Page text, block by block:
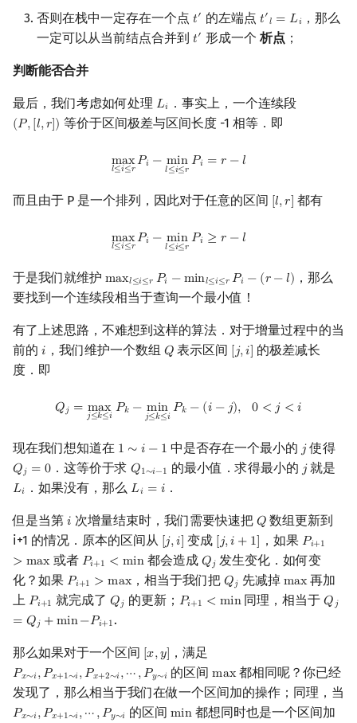
否则在栈中一定存在一个点 𝑡′
t′ 的左端点 𝑡′
𝑙 = 𝐿𝑖
t′l=Li
，那么
一定可以从当前结点合并到 𝑡′
t′ 形成一个 析点 ；
判断能否合并
最后，我们考虑如何处理 𝐿𝑖
Li ．事实上，一个连续段
(𝑃,[𝑙,𝑟])
(P,[l r]) 等价于区间极差与区间长度 -1 相等．即
max
𝑙≤𝑖≤𝑟𝑃𝑖 − min
𝑙≤𝑖≤𝑟𝑃𝑖 = 𝑟 −𝑙
maxl≤i≤ −minl≤ i≤r P −
而且由于 P 是一个排列，因此对于任意的区间 [𝑙,𝑟]
[l,r] 都有
max
𝑙≤𝑖≤𝑟𝑃𝑖 − min
𝑙≤𝑖≤𝑟𝑃𝑖 ≥ 𝑟 −𝑙
maxl≤i≤ rP −minl≤ i≤r P i≥r −
于是我们就维护 max𝑙≤𝑖≤𝑟 𝑃𝑖 −min𝑙≤𝑖≤𝑟 𝑃𝑖 − (𝑟−𝑙)
maxl≤i≤r Pi−minl≤i≤rPi−(r −l
，那么
要找到一个连续段相当于查询一个最小值！
有了上述思路，不难想到这样的算法．对于增量过程中的当
前的 𝑖
i ，我们维护一个数组 𝑄
Q 表示区间 [𝑗,𝑖]
[j,i] 的极差减长
度．即
𝑄𝑗 = max
𝑗≤𝑘≤𝑖 𝑃𝑘 − min
𝑗≤𝑘≤𝑖 𝑃𝑘 − (𝑖 −𝑗), 0 < 𝑗 < 𝑖
Qj =max ≤k ≤iPk−minj ≤k≤iP k− (i− , 0< < i
现在我们想知道在 1 ∼ 𝑖 − 1
1 ∼i −1 中是否存在一个最小的 𝑗
j使得
𝑄𝑗 = 0
Qj= 0 ．这等价于求 𝑄1∼𝑖−1
Q1∼i−1 的最小值．求得最小的 𝑗
j就是
𝐿𝑖
Li ．如果没有，那么 𝐿𝑖 = 𝑖
Li= i ．
但是当第 𝑖
i 次增量结束时，我们需要快速把 𝑄
Q 数组更新到
i+1 的情况．原本的区间从 [𝑗,𝑖]
[j,i] 变成 [𝑗,𝑖 + 1]
[j,i+ 1] ，如果 𝑃𝑖+1
> max
Pi+1>
或者 𝑃𝑖+1 < min
Pi+1<min 都会造成 𝑄𝑗
Qj 发生变化．如何变
化？如果 𝑃𝑖+1 > max
Pi+1 >max ，相当于我们把 𝑄𝑗
Qj 先减掉 max
max再加
上 𝑃𝑖+1
Pi+1 就完成了 𝑄𝑗
Qj 的更新； 𝑃𝑖+1 < min
Pi+1<min 同理，相当于𝑄𝑗
= 𝑄𝑗 +min−𝑃𝑖+1
Qj=
.
那么如果对于一个区间 [𝑥,𝑦]
[x,y] ，满足
𝑃𝑥∼𝑖,𝑃𝑥+1∼𝑖,𝑃𝑥+2∼𝑖,⋯,𝑃𝑦∼𝑖
Px∼i,Px+1∼i,Px+2∼i ,⋯,Py∼ 的区间max
max都相同呢？你已经
发现了，那么相当于我们在做一个区间加的操作；同理，当
𝑃𝑥∼𝑖,𝑃𝑥+1∼𝑖,⋯,𝑃𝑦∼𝑖
Px∼i,Px+1∼i ⋯,Py∼ 的区间 min
min都想同时也是一个区间加